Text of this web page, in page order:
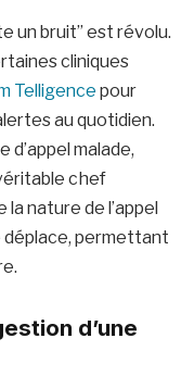
un bruit” est révolu.
cliniques
Telligence pour
au quotidien.
malade,
chef
nature de l’appel
déplace, permettant
d’une